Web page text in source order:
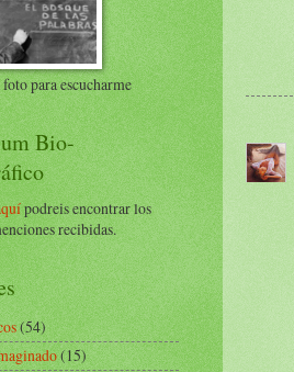
para escucharme
Bio-
podreis encontrar los
recibidas.
(54)
(15)